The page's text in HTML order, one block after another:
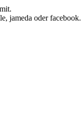
jameda oder facebook.